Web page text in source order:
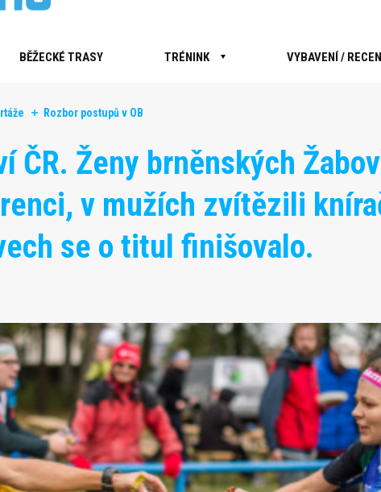
BĚŽECKÉ TRASY TRÉNINK VYBAVENÍ /
Rozbor postupů v OB
ČR. Ženy brněnských
v mužích zvítězili
se o titul finišovalo.